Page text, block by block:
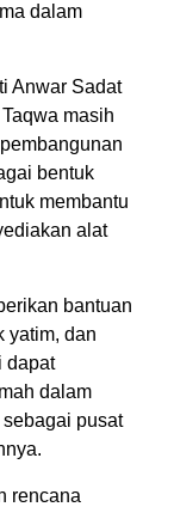
dalam
Anwar Sadat
masih
bentuk
membantu
alat
bantuan
yatim, dan
dapat
dalam
pusat
rencana